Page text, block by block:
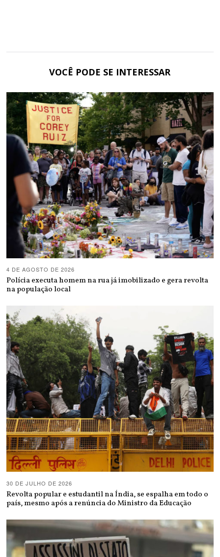
VOCÊ PODE SE INTERESSAR
4 DE AGOSTO DE 2026
Polícia executa homem na rua já imobilizado e gera revolta
na população local
30 DE JULHO DE 2026
Revolta popular e estudantil na Índia, se espalha em todo o
país, mesmo após a renúncia do Ministro da Educação